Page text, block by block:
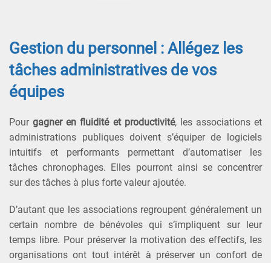
Gestion du personnel : Allégez les
tâches administratives de vos
équipes
Pourgagner en fluidité et productivité, les associations et
administrations publiques doivent s’équiper de logiciels
intuitifs et performants permettant d’automatiser les
tâches chronophages. Elles pourront ainsi se concentrer
sur des tâches à plus forte valeur ajoutée.
D’autant que les associations regroupent généralement un
certain nombre de bénévoles qui s’impliquent sur leur
temps libre. Pour préserver la motivation des effectifs, les
organisations ont tout intérêt à préserver un confort de